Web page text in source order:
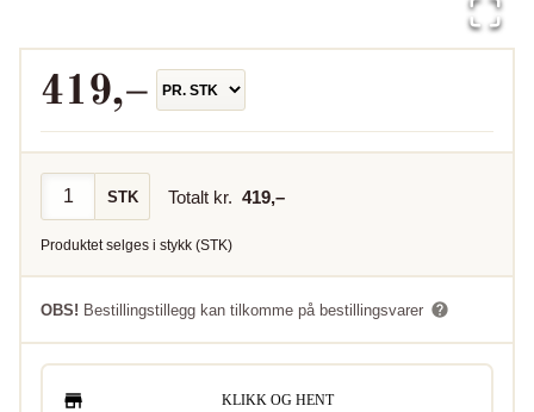
419,–
STK Totalt kr. 419,–
Produktet selges i stykk (STK)
OBS! Bestillingstillegg kan tilkomme på bestillingsvarer
KLIKK OG HENT